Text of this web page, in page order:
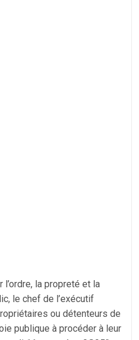
la propreté et la
le chef de l’exécutif
ou détenteurs de
publique à procéder à leur